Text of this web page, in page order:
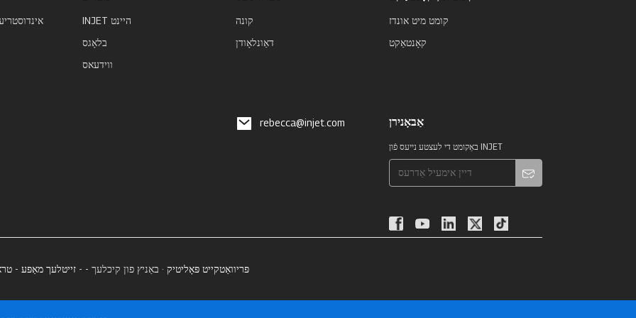
INJET היינט
בלאָגס
ווידעאס
קונה
דאַונלאָודן
קומט מיט אונדז
קאָנטאַקט
rebecca@injet.com אַבאָנירן
באַקומט די לעצטע נייעס פֿון INJET
INJET פּריוואַטקייט פּאָליטיק · באַניץ פון קיכלעך - - זייטלעך מאַפּע -